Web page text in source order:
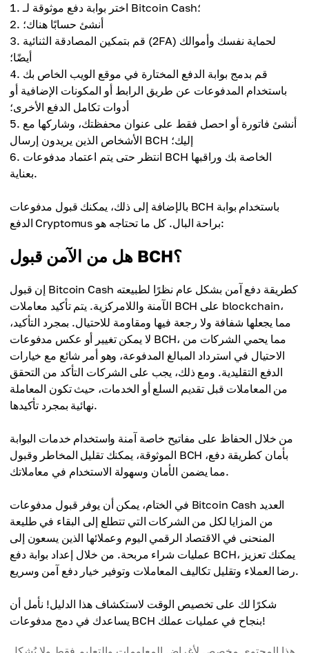
اختر بوابة دفع موثوقة لـ Bitcoin Cash؛
أنشئ حسابًا هناك؛
قم بتمكين المصادقة الثنائية (2FA) لحماية نفسك وأموالك
أيضًا؛
قم بدمج بوابة الدفع المختارة في موقع الويب الخاص بك
باستخدام المدفوعات عن طريق الرابط أو المكونات الإضافية أو
أدوات تكامل الدفع الأخرى؛
أنشئ فاتورة أو احصل فقط على عنوان محفظتك، وشاركها مع
الأشخاص الذين يريدون إرسال BCH إليك؛
انتظر حتى يتم اعتماد مدفوعات BCH الخاصة بك وراقبها
بعناية.
بالإضافة إلى ذلك، يمكنك قبول مدفوعات BCH باستخدام بوابة
الدفع Cryptomus براحة البال. كل ما تحتاجه هو:
هل من الآمن قبول BCH؟
إن قبول Bitcoin Cash كطريقة دفع آمن بشكل عام نظرًا لطبيعته
الآمنة واللامركزية. يتم تأكيد معاملات BCH على blockchain،
مما يجعلها شفافة ولا رجعة فيها ومقاومة للاحتيال. بمجرد التأكيد،
لا يمكن تغيير أو عكس مدفوعات BCH، مما يحمي الشركات من
الاحتيال في استرداد المبالغ المدفوعة، وهو أمر شائع مع خيارات
الدفع التقليدية. ومع ذلك، يجب على الشركات التأكد من التحقق
من المعاملات قبل تقديم السلع أو الخدمات، حيث تكون المعاملة
نهائية بمجرد تأكيدها.
من خلال الحفاظ على مفاتيح خاصة آمنة واستخدام خدمات البوابة
الموثوقة، يمكنك تقليل المخاطر وقبول BCH بأمان كطريقة دفع،
مما يضمن الأمان وسهولة الاستخدام في معاملاتك.
في الختام، يمكن أن يوفر قبول مدفوعات Bitcoin Cash العديد
من المزايا لكل من الشركات التي تتطلع إلى البقاء في طليعة
المنحنى في الاقتصاد الرقمي اليوم وعملائها الذين يسعون إلى
عمليات شراء مربحة. من خلال إعداد بوابة دفع BCH، يمكنك تعزيز
رضا العملاء وتقليل تكاليف المعاملات وتوفير خيار دفع آمن وسريع.
شكرًا لك على تخصيص الوقت لاستكشاف هذا الدليل! نأمل أن
يساعدك في دمج مدفوعات BCH بنجاح في عمليات عملك!